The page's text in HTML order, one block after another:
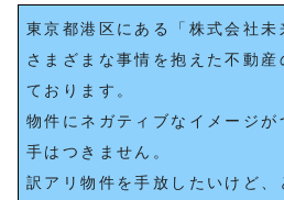
東京都港区にある「株式会社未
さまざまな事情を抱えた不動産
ております。
物件にネガティブなイメージ
手はつきません。
訳アリ物件を手放したいけど、